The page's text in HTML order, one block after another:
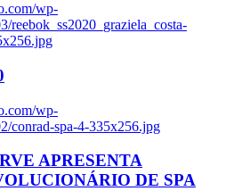
wp-
reebok_ss2020_graziela_costa-
wp-
conrad-spa-4-335x256.jpg
APRESENTA
DE SPA